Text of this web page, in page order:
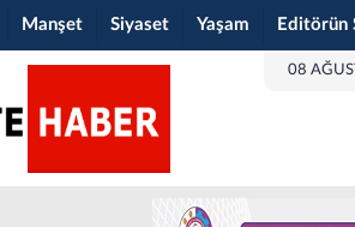
Manşet Siyaset Yaşam Editörün
08